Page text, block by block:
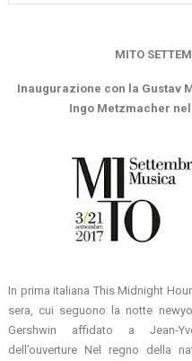
MITO
Inaugurazione con la Gustav
Ingo Metzmacher
In prima italiana This Midnight
sera, cui seguono la notte
Gershwin affidato a Jean-
dell’ouverture Nel regno della